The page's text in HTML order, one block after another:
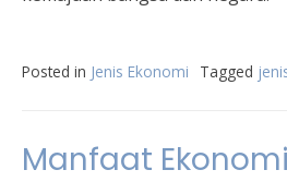
Posted in Jenis Ekonomi Tagged
Manfaat